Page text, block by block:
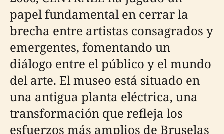
papel fundamental en cerrar la
brecha entre artistas consagrados y
emergentes, fomentando un
diálogo entre el público y el mundo
del arte. El museo está situado en
una antigua planta eléctrica, una
transformación que refleja los
esfuerzos más amplios de Bruselas